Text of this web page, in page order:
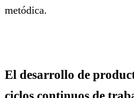
metódica.
El desarrollo de